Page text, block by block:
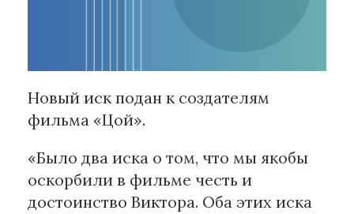
Медиа
Образование
Музыка
Музеи
Новый иск подан к создателям
фильма «Цой».
«Было два иска о том, что мы якобы
оскорбили в фильме честь и
достоинство Виктора. Оба этих иска